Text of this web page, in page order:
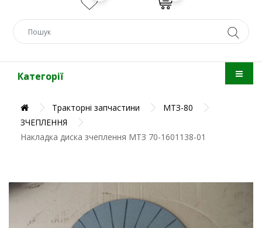
Категорії
Тракторні запчастини
МТЗ-80
ЗЧЕПЛЕННЯ
Накладка диска зчеплення МТЗ 70-1601138-01